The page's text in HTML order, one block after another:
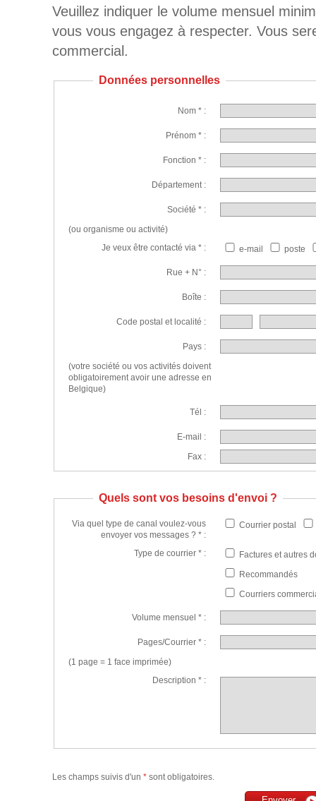
Veuillez indiquer le volume mensuel
vous vous engagez à respecter. Vous
commercial.
Données personnelles
Nom * :
Prénom * :
Fonction * :
Département :
Société * :
(ou organisme ou activité)
Je veux être contacté via * :
e-mail poste
Rue + N° :
Boîte :
Code postal et localité :
Pays :
(votre société ou vos activités doivent
obligatoirement avoir une adresse en
Belgique)
Tél :
E-mail :
Fax :
Quels sont vos besoins d'envoi ?
Via quel type de canal voulez-vous
envoyer vos messages ? * :
Courrier postal
Type de courrier * :
Factures et autres
Recommandés
Courriers
Volume mensuel * :
Pages/Courrier * :
(1 page = 1 face imprimée)
Description * :
Les champs suivis d'un * sont obligatoires.